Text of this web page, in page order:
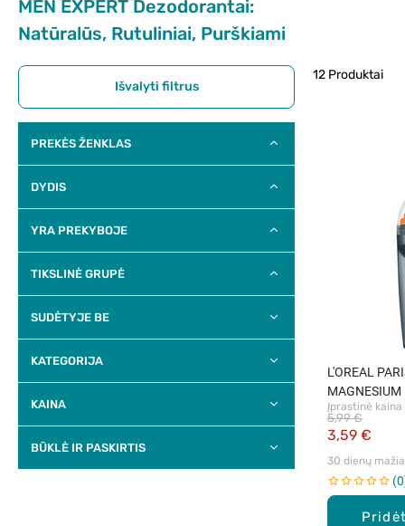
MEN EXPERT Dezodorantai:
Natūralūs, Rutuliniai, Purškiami
Išvalyti filtrus
PREKĖS ŽENKLAS
DYDIS
YRA PREKYBOJE
TIKSLINĖ GRUPĖ
SUDĖTYJE BE
KATEGORIJA
KAINA
BŪKLĖ IR PASKIRTIS
12 Produktai
L'OREAL
MAGNESIUM
hipoalerginis
Įprastinė kaina
3,59 €
5,99 €
30 dienų
0